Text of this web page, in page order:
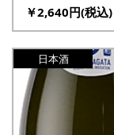
￥2,640円(税込)
日本酒